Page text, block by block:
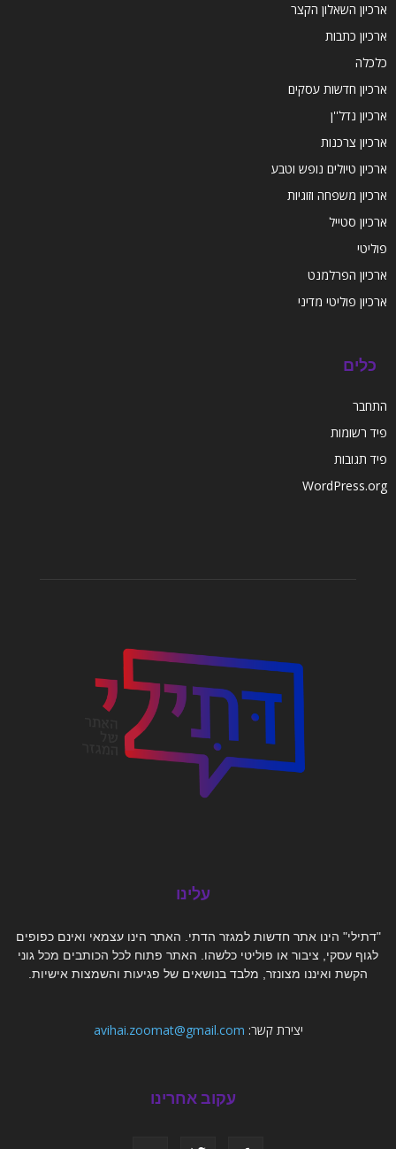
ארכיון השאלון הקצר
ארכיון כתבות
כלכלה
ארכיון חדשות עסקים
ארכיון נדל''ן
ארכיון צרכנות
ארכיון טיולים נופש וטבע
ארכיון משפחה וזוגיות
ארכיון סטייל
פוליטי
ארכיון הפרלמנט
ארכיון פוליטי מדיני
כלים
התחבר
פיד רשומות
פיד תגובות
WordPress.org
עלינו
"דתילי" הינו אתר חדשות למגזר הדתי. האתר הינו עצמאי ואינם כפופים
לגוף עסקי, ציבור או פוליטי כלשהו. האתר פתוח לכל הכותבים מכל גוני
הקשת ואיננו מצונזר, מלבד בנושאים של פגיעות והשמצות אישיות.
יצירת קשר: avihai.zoomat@gmail.com
עקוב אחרינו